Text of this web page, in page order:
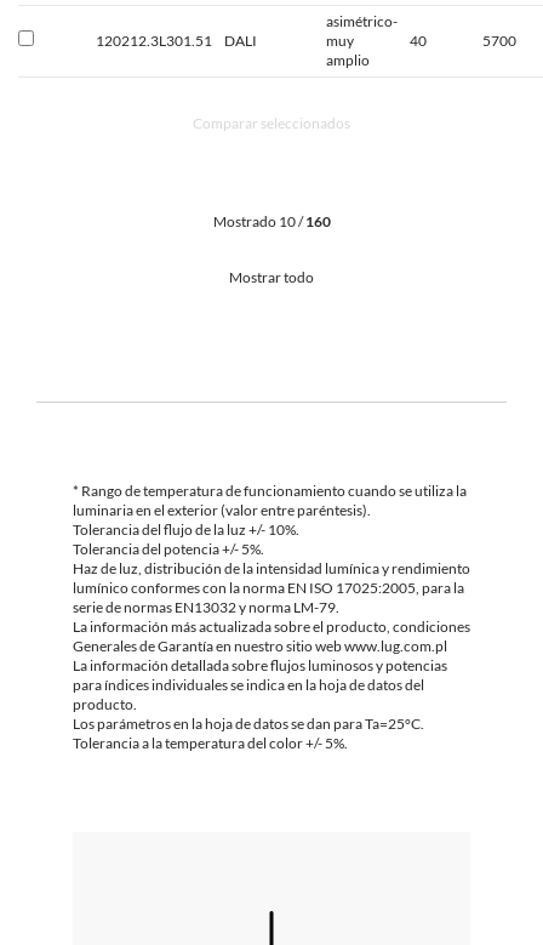
120212.3L301.51 DALI
asimétrico-
muy
amplio
40 5700
Comparar seleccionados
Mostrado 10 /160
Mostrar todo
* Rango de temperatura de funcionamiento cuando se utiliza la
luminaria en el exterior (valor entre paréntesis).
Tolerancia del flujo de la luz +/- 10%.
Tolerancia del potencia +/- 5%.
Haz de luz, distribución de la intensidad lumínica y rendimiento
lumínico conformes con la norma EN ISO 17025:2005, para la
serie de normas EN13032 y norma LM-79.
La información más actualizada sobre el producto, condiciones
Generales de Garantía en nuestro sitio web www.lug.com.pl
La información detallada sobre flujos luminosos y potencias
para índices individuales se indica en la hoja de datos del
producto.
Los parámetros en la hoja de datos se dan para Ta=25°C.
Tolerancia a la temperatura del color +/- 5%.